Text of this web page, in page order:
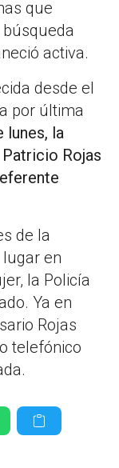
que
activa.
desde el
por última
lunes, la
Rojas
de la
en
la Policía
Ya en
Rojas
telefónico